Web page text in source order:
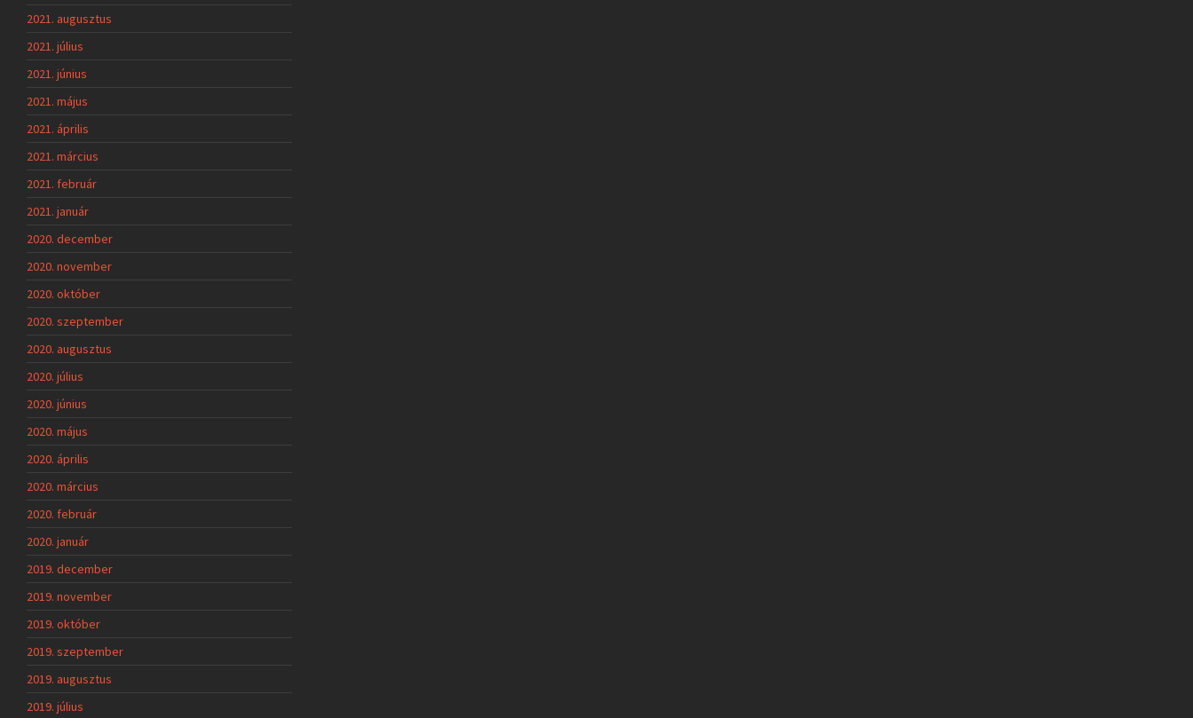
2021. augusztus
2021. július
2021. június
2021. május
2021. április
2021. március
2021. február
2021. január
2020. december
2020. november
2020. október
2020. szeptember
2020. augusztus
2020. július
2020. június
2020. május
2020. április
2020. március
2020. február
2020. január
2019. december
2019. november
2019. október
2019. szeptember
2019. augusztus
2019. július